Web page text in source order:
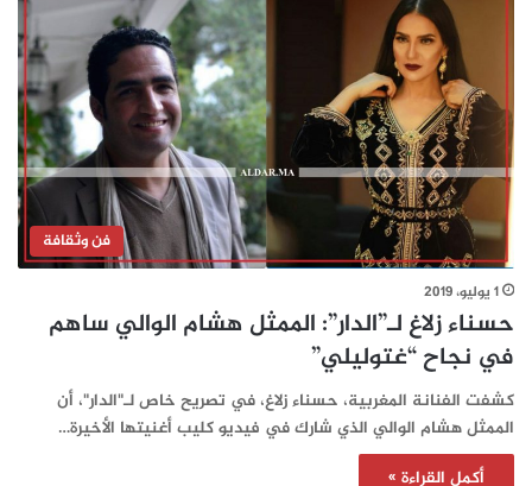
فن وثقافة
1 يوليو، 2019
حسناء زلاغ لـ”الدار”: الممثل هشام الوالي ساهم
في نجاح “غتوليلي”
كشفت الفنانة المغربية، حسناء زلاغ، في تصريح خاص لـ"الدار"، أن
الممثل هشام الوالي الذي شارك في فيديو كليب أغنيتها الأخيرة…
أكمل القراءة »